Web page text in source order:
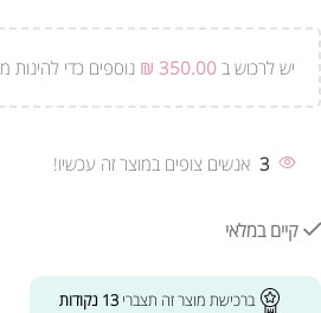
יש לרכוש ב ₪ 350.00 נוספים כדי להינות
3 אנשים צופים במוצר זה עכשיו!
קיים במלאי
ברכישת מוצר זה תצברי 13 נקודות